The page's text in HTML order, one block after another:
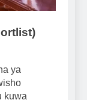
ya
kuwa